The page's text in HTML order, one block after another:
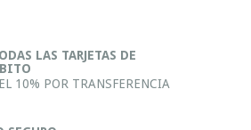
LAS TARJETAS DE
10% POR TRANSFERENCIA